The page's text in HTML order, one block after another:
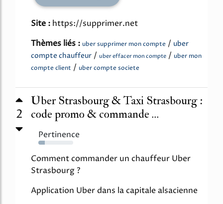
Site : https://supprimer.net
Thèmes liés : uber supprimer mon compte / uber
compte chauffeur / uber effacer mon compte / uber mon
compte client / uber compte societe
2
Uber Strasbourg & Taxi Strasbourg :
code promo & commande ...
Pertinence
18%
Comment commander un chauffeur Uber
Strasbourg ?
Application Uber dans la capitale alsacienne